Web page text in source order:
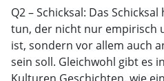
Q2 – Schicksal: Das
tun, der nicht nur empirisch
ist, sondern vor allem auch
sein soll. Gleichwohl gibt es